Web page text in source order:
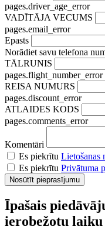
pages.driver_age_error
VADĪTĀJA VECUMS
pages.email_error
Epasts
Norādiet savu telefona
TĀLRUNIS
pages.flight_number_error
REISA NUMURS
pages.discount_error
ATLAIDES KODS
pages.comments_error
Komentāri
Es piekrītu Lietošanas
Es piekrītu Privātuma
Īpašais
ierobežotu laiku